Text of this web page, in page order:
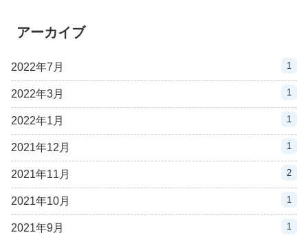
アーカイブ
2022年7月 1
2022年3月 1
2022年1月 1
2021年12月 1
2021年11月 2
2021年10月 1
2021年9月 1